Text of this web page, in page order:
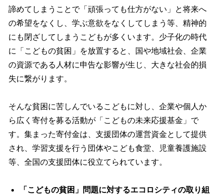
諦めてしまうことで「頑張っても仕方がない」と将来へ
の希望をなくし、学ぶ意欲をなくしてしまう等、精神的
にも閉ざしてしまうこどもが多くいます。少子化の時代
に「こどもの貧困」を放置すると、国や地域社会、企業
の資源である人材に申告な影響が生じ、大きな社会的損
失に繋がります。
そんな貧困に苦しんでいるこどもに対し、企業や個人か
ら広く寄付を募る活動が「こどもの未来応援基金」で
す。集まった寄付金は、支援団体の運営資金として提供
され、学習支援を行う団体やこども食堂、児童養護施設
等、全国の支援団体に役立てられています。
「こどもの貧困」問題に対するエコロシティの取り組